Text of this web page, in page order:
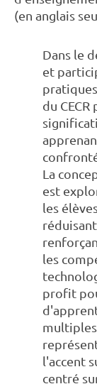
(en anglais
Dans le
et
du
La
est
les
les
profit
l'accent
centré